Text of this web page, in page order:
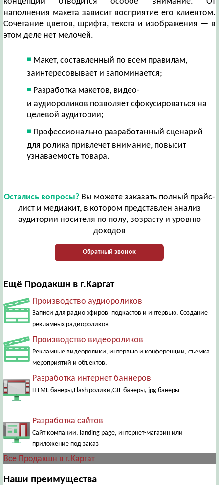
наполнения макета зависит восприятие его клиентом.
Сочетание цветов, шрифта, текста и изображения — в
этом деле нет мелочей.
Макет, составленный по всем правилам,
заинтересовывает и запоминается;
Разработка макетов, видео-
и аудиороликов позволяет сфокусироваться на
целевой аудитории;
Профессионально разработанный сценарий
для ролика привлечет внимание, повысит
узнаваемость товара.
Остались вопросы?Вы можете заказать полный прайс-
лист и медиакит, в котором представлен анализ
аудитории носителя по полу, возрасту и уровню
доходов
Обратный звонок
Ещё Продакшн в г.Каргат
Производство аудиороликов
Записи для радио эфиров, подкастов и интервью. Создание
рекламных радиороликов
Производство видеороликов
Рекламные видеоролики, интервью и конференции, съемка
мероприятий и объектов.
Разработка интернет баннеров
HTML банеры,Flash ролики,GIF банеры, jpg банеры
Разработка сайтов
Сайт компании, landing page, интернет-магазин или
приложение под заказ
Все Продакшн в г.Каргат
Наши преимущества